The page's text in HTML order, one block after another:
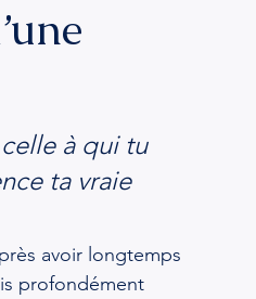
à qui tu
ta vraie
avoir longtemps
profondément